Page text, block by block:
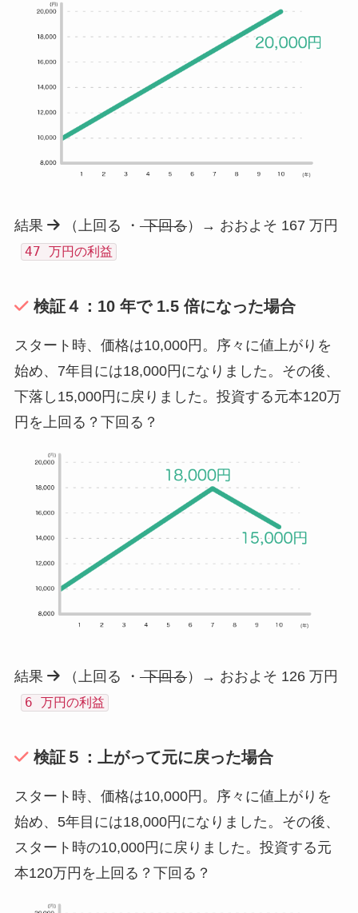
結果 （上回る ・ 下回る）→ おおよそ 167 万円
47 万円の利益
検証４：10 年で 1.5 倍になった場合
スタート時、価格は10,000円。序々に値上がりを
始め、7年目には18,000円になりました。その後、
下落し15,000円に戻りました。投資する元本120万
円を上回る？下回る？
結果 （上回る ・ 下回る）→ おおよそ 126 万円
6 万円の利益
検証５：上がって元に戻った場合
スタート時、価格は10,000円。序々に値上がりを
始め、5年目には18,000円になりました。その後、
スタート時の10,000円に戻りました。投資する元
本120万円を上回る？下回る？